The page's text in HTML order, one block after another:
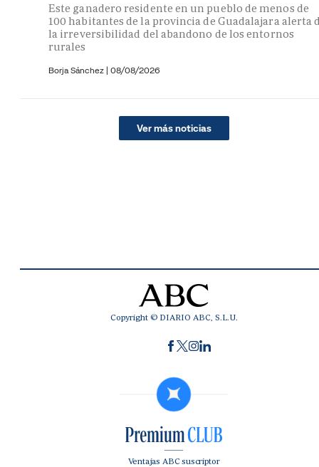
Este ganadero residente en un pueblo de menos de
100 habitantes de la provincia de Guadalajara alerta
la irreversibilidad del abandono de los entornos
rurales
Borja Sánchez | 08/08/2026
Ver más noticias
Copyright © DIARIO ABC, S.L.U.
Ventajas ABC suscriptor